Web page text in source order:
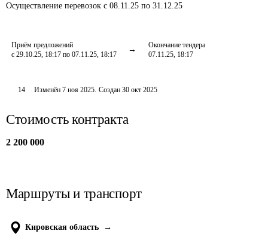
Осуществление перевозок с 08.11.25 по 31.12.25
Приём предложений
с 29.10.25, 18:17 по 07.11.25, 18:17
Окончание тендера
07.11.25, 18:17
14 Изменён7 ноя 2025. Создан 30 окт 2025
Стоимость контракта
2 200 000
Маршруты и транспорт
Кировская область
→